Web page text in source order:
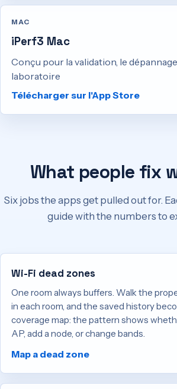
MAC
iPerf3 Mac
Conçu pour la validation, le
laboratoire
Télécharger sur l'App Store
What people fix
Six jobs the apps get pulled out for.
guide with the numbers to
Wi-Fi dead zones
One room always buffers. Walk the
in each room, and the saved history
coverage map: the pattern shows
AP, add a node, or change bands.
Map a dead zone